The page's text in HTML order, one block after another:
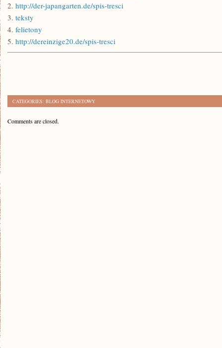
2. http://der-japangarten.de/spis-tresci
3. teksty
4. felietony
5. http://dereinzige20.de/spis-tresci
CATEGORIES: BLOG INTERNETOWY
Comments are closed.